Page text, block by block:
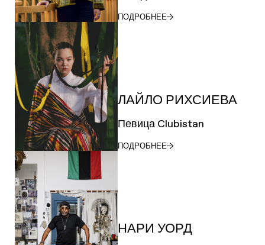
ПОДРОБНЕЕ
ЛАЙЛО РИХСИЕВА
Певица Clubistan
ПОДРОБНЕЕ
НАРИ УОРД